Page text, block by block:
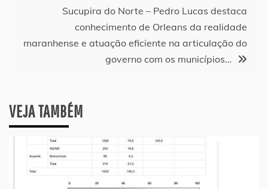
Sucupira do Norte – Pedro Lucas destaca
conhecimento de Orleans da realidade
maranhense e atuação eficiente na articulação do
governo com os municípios…
VEJA TAMBÉM